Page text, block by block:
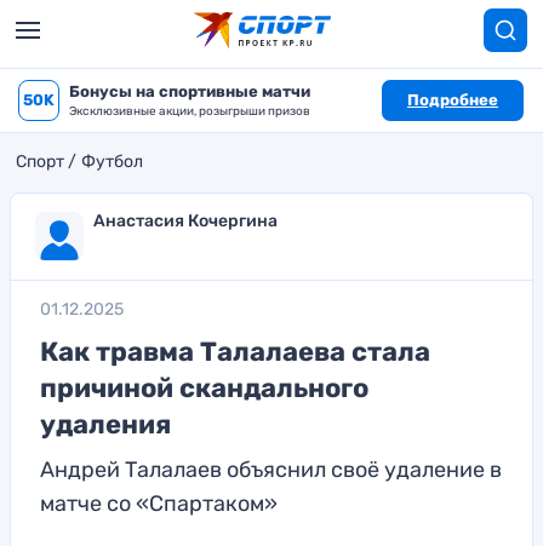
50K Бонусы на спортивные матчи
Эксклюзивные акции, розыгрыши призов
Подробнее
Спорт Футбол
Анастасия Кочергина
01.12.2025
Как травма Талалаева стала
причиной скандального
удаления
Андрей Талалаев объяснил своё удаление в
матче со «Спартаком»